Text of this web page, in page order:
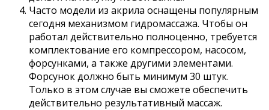
Часто модели из акрила оснащены популярным
сегодня механизмом гидромассажа. Чтобы он
работал действительно полноценно, требуется
комплектование его компрессором, насосом,
форсунками, а также другими элементами.
Форсунок должно быть минимум 30 штук.
Только в этом случае вы сможете обеспечить
действительно результативный массаж.